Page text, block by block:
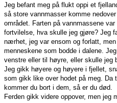
Jeg befant meg på flukt oppi et
så store vannmasser komme
området. Farten på vannmassene
fortvilelse, hva skulle jeg gjøre? Jeg
nærhet, jeg var ensom og forlatt,
menneskene som bodde i dalene.
venstre eller til høyre, eller skulle jeg
Jeg gikk høyere og høyere i fjellet,
som gikk like over hodet på meg. Da
kommer du bort i dem, så er du død.
Ferden gikk videre oppover, men jeg